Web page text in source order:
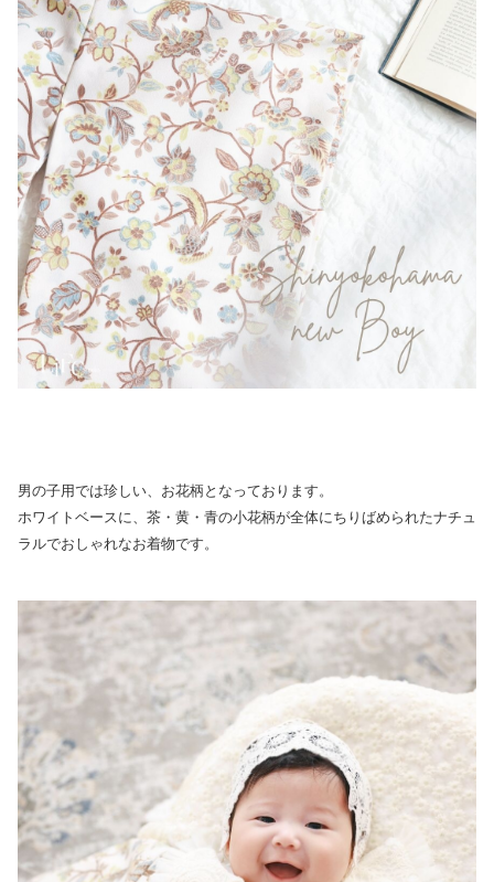
男の子用では珍しい、お花柄となっております。
ホワイトベースに、茶・黄・青の小花柄が全体にちりばめられたナチュ
ラルでおしゃれなお着物です。